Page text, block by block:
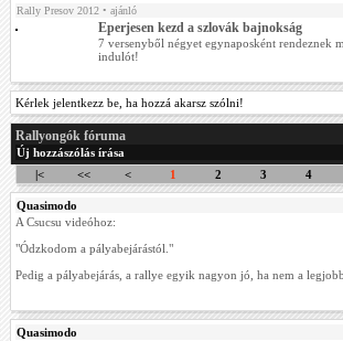
Rally Presov 2012 • ajánló
Eperjesen kezd a szlovák bajnokság
7 versenyből négyet egynaposként rendeznek
indulót!
Kérlek jelentkezz be, ha hozzá akarsz szólni!
Rallyongók fóruma
Új hozzászólás írása
|< << < 1 2 3 4
Quasimodo
A Csucsu videóhoz:
"Ódzkodom a pályabejárástól."
Pedig a pályabejárás, a rallye egyik nagyon jó, ha nem a
Quasimodo